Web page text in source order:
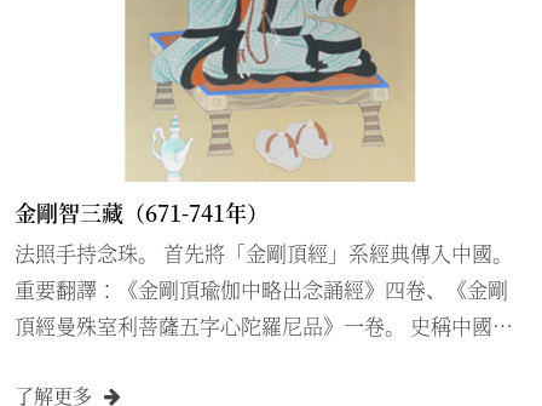
金剛智三藏（671-741年）
法照手持念珠。 首先將「金剛頂經」系經典傳入中國。
重要翻譯：《金剛頂瑜伽中略出念誦經》四卷、《金剛
頂經曼殊室利菩薩五字心陀羅尼品》一卷。 史稱中國唐
了解更多